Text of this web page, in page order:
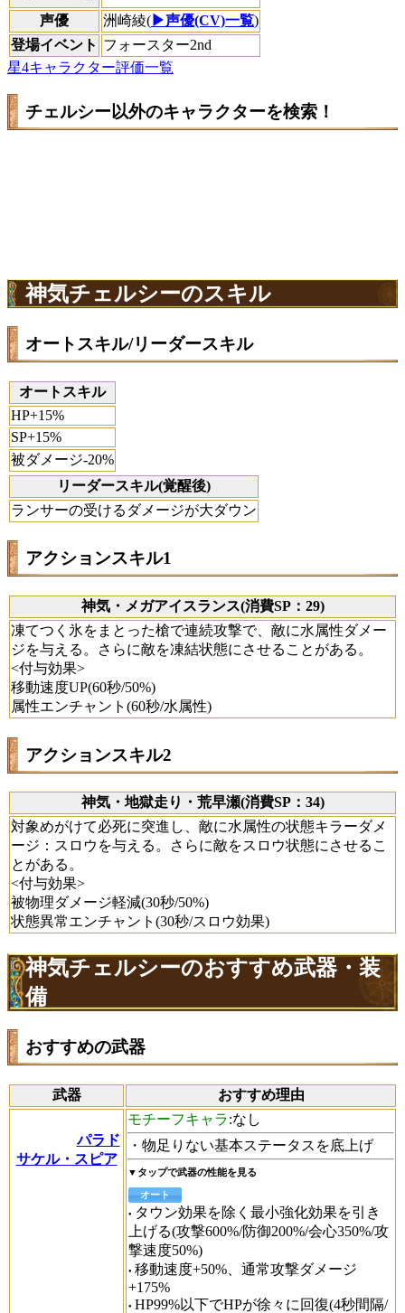
声優
洲崎綾( ▶声優(CV)一覧)
登場イベント フォースター2nd
星4キャラクター評価一覧
チェルシー以外のキャラクターを検索！
神気チェルシーのスキル
オートスキル/リーダースキル
オートスキル
HP+15%
SP+15%
被ダメージ-20%
リーダースキル(覚醒後)
ランサーの受けるダメージが大ダウン
アクションスキル1
神気・メガアイスランス(消費SP：29)
凍てつく氷をまとった槍で連続攻撃で、敵に水属性ダメー
ジを与える。さらに敵を凍結状態にさせることがある。
<付与効果>
移動速度UP(60秒/50%)
属性エンチャント(60秒/水属性)
アクションスキル2
神気・地獄走り・荒早瀬(消費SP：34)
対象めがけて必死に突進し、敵に水属性の状態キラーダメ
ージ：スロウを与える。さらに敵をスロウ状態にさせるこ
とがある。
<付与効果>
被物理ダメージ軽減(30秒/50%)
状態異常エンチャント(30秒/スロウ効果)
神気チェルシーのおすすめ武器・装
備
おすすめの武器
武器 おすすめ理由
パラド
サケル・スピア
モチーフキャラ:なし
・物足りない基本ステータスを底上げ
▼タップで武器の性能を見る
オート
タウン効果を除く最小強化効果を引き
上げる(攻撃600%/防御200%/会心350%/攻
撃速度50%)
移動速度+50%、通常攻撃ダメージ
+175%
HP99%以下でHPが徐々に回復(4秒間隔/